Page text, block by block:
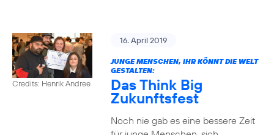
Credits: Henrik Andree
16. April 2019
JUNGE MENSCHEN, IHR KÖNNT DIE WELT
GESTALTEN:
Das Think Big
Zukunftsfest
Noch nie gab es eine bessere Zeit